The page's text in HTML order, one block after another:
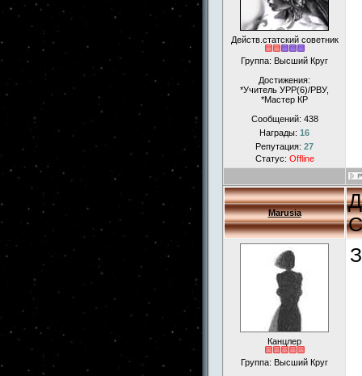
Действ.статский советник
Группа: Высший Круг
Достижения:
*Учитель УРР(6)/РВУ,
*Мастер КР
Сообщений: 438
Награды: 16
Репутация: 27
Статус: Offline
Marusia
Канцлер
Группа: Высший Круг